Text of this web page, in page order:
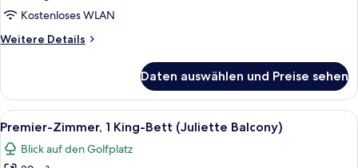
BettKostenloses WLAN
Weitere Details
Weitere
Zimmer,
1 King-
Bett
Daten auswählen und Preise sehen
Alle
Fotos
für
Ein Hotelzimmer mit einem großen
8
Premier-Zimmer, 1 King-Bett (Juliette Balcony)
Blick auf den Golfplatz